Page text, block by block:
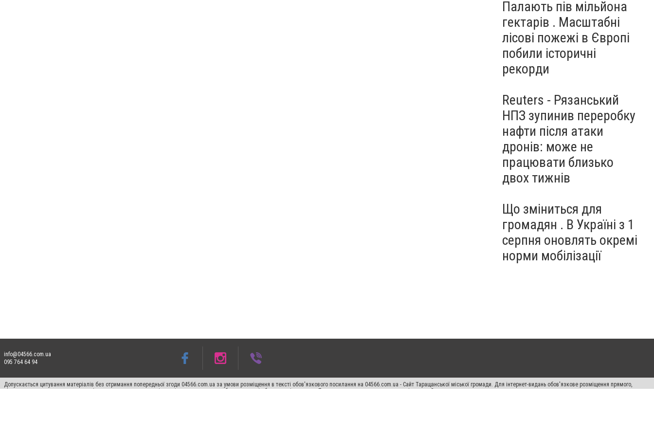
Палають пів мільйона
гектарів . Масштабні
лісові пожежі в Європі
побили історичні
рекорди
Reuters - Рязанський
НПЗ зупинив переробку
нафти після атаки
дронів: може не
працювати близько
двох тижнів
Що зміниться для
громадян . В Україні з 1
серпня оновлять окремі
норми мобілізації
info@04566.com.ua
095 764 64 94
Допускається цитування матеріалів без отримання попередньої згоди 04566.com.ua за умови розміщення в тексті обов'язкового посилання на 04566.com.ua - Cайт Таращанської міської громади. Для інтернет-видань обов'язкове розміщення прямого,
відкритого для пошукових систем гіперпосилання на цитовані статті не нижче другого абзацу в тексті або в якості джерела. Порушення виняткових прав переслідується Законом.